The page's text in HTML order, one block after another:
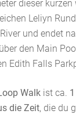
dieser
Leliyn
und endet
den Main
Edith Falls
Walk ist ca.
die Zeit, die du